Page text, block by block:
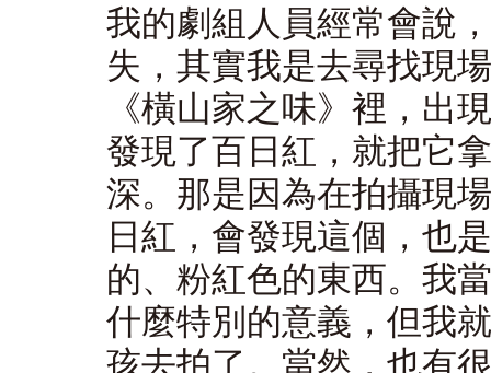
我的劇組人員經常會說
失，其實我是去尋找現
《橫山家之味》裡，出
發現了百日紅，就把它
深。那是因為在拍攝現
日紅，會發現這個，也
的、粉紅色的東西。我
什麼特別的意義，但我
孩去拍了。當然，也有